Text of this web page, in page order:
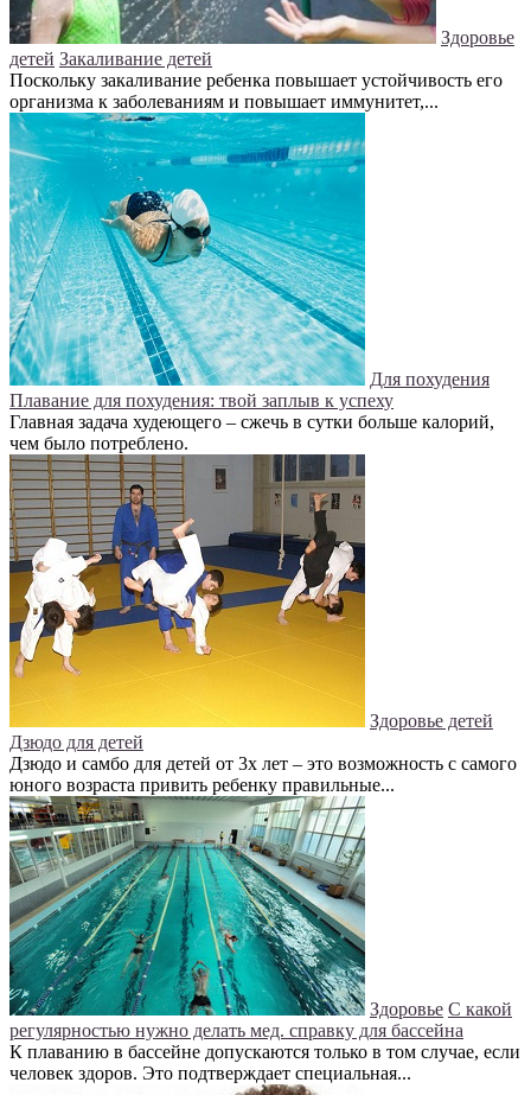
Здоровье
детей Закаливание детей
Поскольку закаливание ребенка повышает устойчивость его
организма к заболеваниям и повышает иммунитет,...
Для похудения
Плавание для похудения: твой заплыв к успеху
Главная задача худеющего – сжечь в сутки больше калорий,
чем было потреблено.
Здоровье детей
Дзюдо для детей
Дзюдо и самбо для детей от 3х лет – это возможность с самого
юного возраста привить ребенку правильные...
Здоровье С какой
регулярностью нужно делать мед. справку для бассейна
К плаванию в бассейне допускаются только в том случае, если
человек здоров. Это подтверждает специальная...